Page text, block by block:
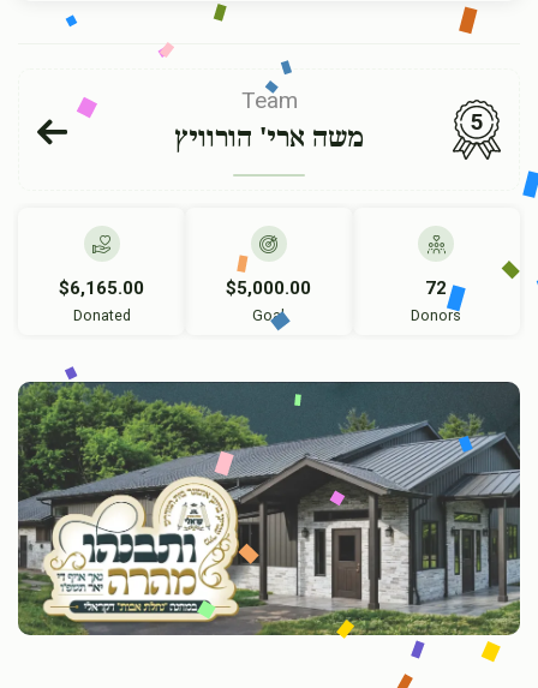
Team
משה ארי' הורוויץ
5
$6,165.00
Donated
$5,000.00
Goal
72
Donors